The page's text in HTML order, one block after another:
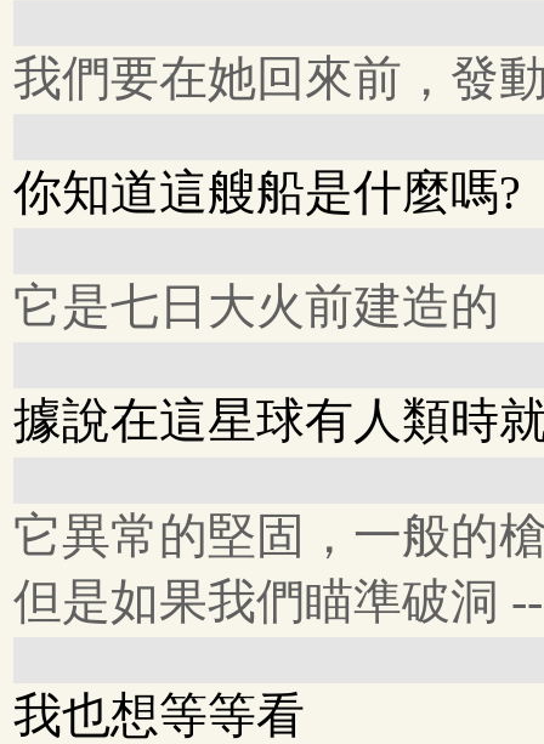
我們要在她回來前，發
你知道這艘船是什麼嗎?
它是七日大火前建造的
據說在這星球有人類時
它異常的堅固，一般的
但是如果我們瞄準破洞 --
我也想等等看